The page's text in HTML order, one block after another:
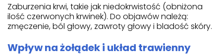
Zaburzenia krwi, takie jak niedokrwistość (obniżona
ilość czerwonych krwinek). Do objawów należą:
zmęczenie, ból głowy, zawroty głowy i bladość skóry.
Wpływ na żołądek i układ trawienny